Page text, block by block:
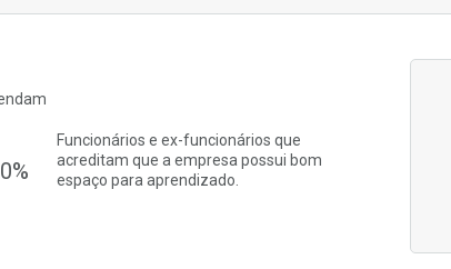
Funcionários e ex-funcionários que
acreditam que a empresa possui bom
espaço para aprendizado.